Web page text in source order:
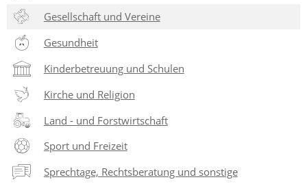
Gesellschaft und Vereine
Gesundheit
Kinderbetreuung und Schulen
Kirche und Religion
Land - und Forstwirtschaft
Sport und Freizeit
Sprechtage, Rechtsberatung und sonstige